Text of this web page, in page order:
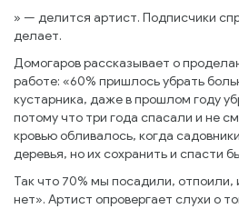
» — делится артист. Подписчики
делает.
Домогаров рассказывает о
работе: «60% пришлось убрать
кустарника, даже в прошлом году
потому что три года спасали и не
кровью обливалось, когда
деревья, но их сохранить и спасти
Так что 70% мы посадили, отпоили,
нет». Артист опровергает слухи о